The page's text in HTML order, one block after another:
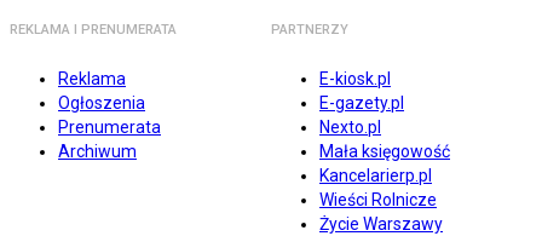
REKLAMA I PRENUMERATA
Reklama
Ogłoszenia
Prenumerata
Archiwum
PARTNERZY
E-kiosk.pl
E-gazety.pl
Nexto.pl
Mała księgowość
Kancelarierp.pl
Wieści Rolnicze
Życie Warszawy